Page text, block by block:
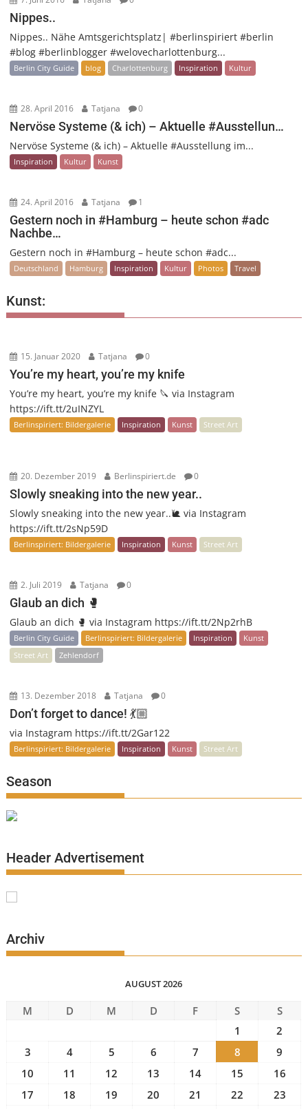
Nippes..
Nippes.. Nähe Amtsgerichtsplatz| #berlinspiriert #berlin
#blog #berlinblogger #welovecharlottenburg...
Berlin City Guide blog Charlottenburg Inspiration Kultur
28. April 2016 Tatjana 0
Nervöse Systeme (& ich) – Aktuelle #Ausstellun…
Nervöse Systeme (& ich) – Aktuelle #Ausstellung im...
Inspiration Kultur Kunst
24. April 2016 Tatjana 1
Gestern noch in #Hamburg – heute schon #adc
Nachbe…
Gestern noch in #Hamburg – heute schon #adc...
Deutschland Hamburg Inspiration Kultur Photos Travel
Kunst:
15. Januar 2020 Tatjana 0
You’re my heart, you’re my knife
You’re my heart, you’re my knife 🔪 via Instagram
https://ift.tt/2uINZYL
Berlinspiriert: Bildergalerie Inspiration Kunst Street Art
20. Dezember 2019 Berlinspiriert.de 0
Slowly sneaking into the new year..
Slowly sneaking into the new year..🐌 via Instagram
https://ift.tt/2sNp59D
Berlinspiriert: Bildergalerie Inspiration Kunst Street Art
2. Juli 2019 Tatjana 0
Glaub an dich 🥊
Glaub an dich 🥊 via Instagram https://ift.tt/2Np2rhB
Berlin City Guide Berlinspiriert: Bildergalerie Inspiration
Kunst
Street Art
Zehlendorf
13. Dezember 2018 Tatjana 0
Don’t forget to dance! 💃🏼
via Instagram https://ift.tt/2Gar122
Berlinspiriert: Bildergalerie Inspiration Kunst Street Art
Season
Header Advertisement
Archiv
AUGUST 2026
M D M D F S
S
1
2
3
4 5 6 7 8
9
10
11 12 13 14 15
16
17
18 19 20 21 22
23